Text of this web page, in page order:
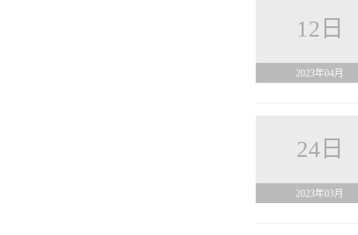
12日
2023年04月
24日
2023年03月